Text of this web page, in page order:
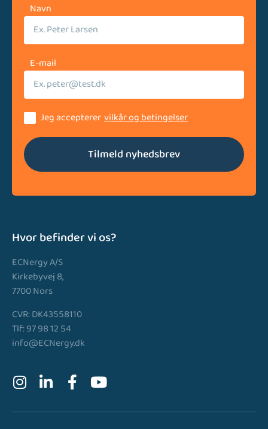
Navn
E-mail
Jeg accepterer vilkår og betingelser
Tilmeld nyhedsbrev
Hvor befinder vi os?
ECNergy A/S
Kirkebyvej 8,
7700 Nors
CVR: DK43558110
Tlf: 97 98 12 54
info@ECNergy.dk